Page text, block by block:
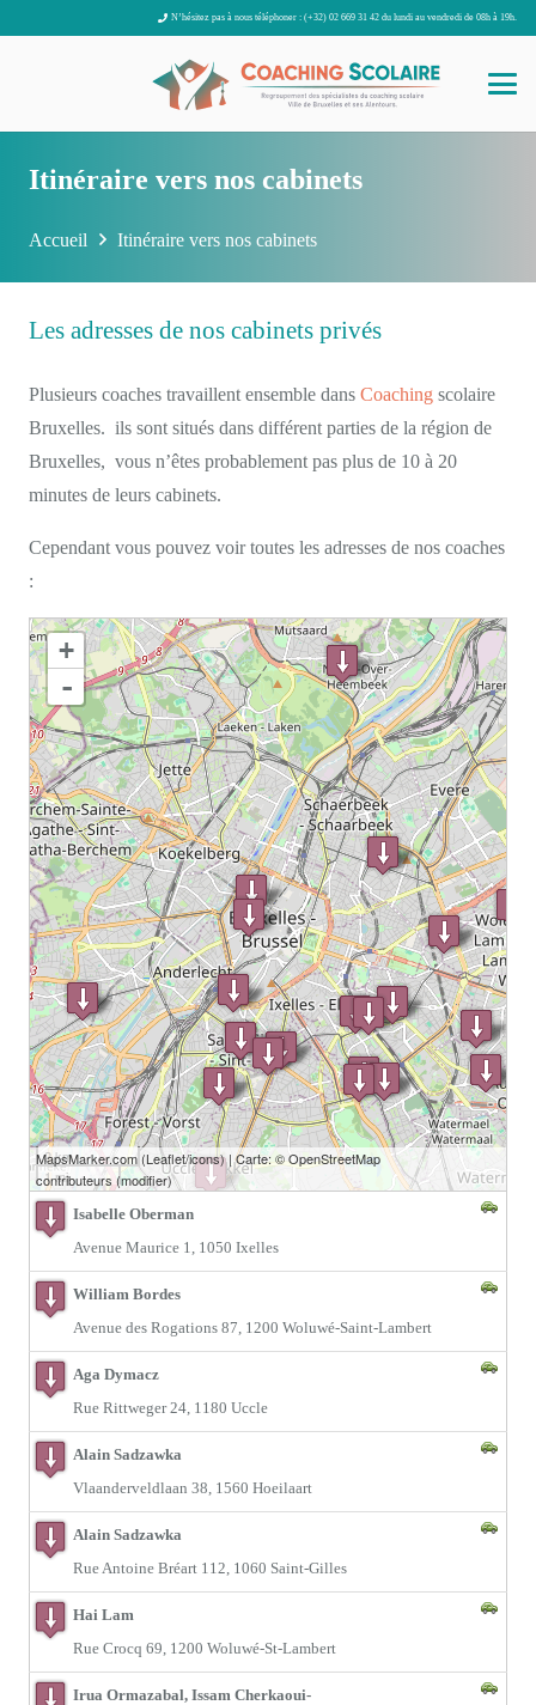
N’hésitez pas à nous téléphoner : (+32) 02 669 31 42 du lundi au vendredi de 08h à 19h.
Itinéraire vers nos cabinets
Accueil Itinéraire vers nos cabinets
Les adresses de nos cabinets privés
Plusieurs coaches travaillent ensemble dans Coaching scolaire
Bruxelles. ils sont situés dans différent parties de la région de
Bruxelles, vous n’êtes probablement pas plus de 10 à 20
minutes de leurs cabinets.
Cependant vous pouvez voir toutes les adresses de nos coaches
:
chargement de la carte - veuillez patienter...
+
-
2 km
1 mi
MapsMarker.com (Leaflet/icons) | Carte: ©OpenStreetMap
contributeurs (modifier)
Isabelle Oberman
Avenue Maurice 1, 1050 Ixelles
William Bordes
Avenue des Rogations 87, 1200 Woluwé-Saint-Lambert
Aga Dymacz
Rue Rittweger 24, 1180 Uccle
Alain Sadzawka
Vlaanderveldlaan 38, 1560 Hoeilaart
Alain Sadzawka
Rue Antoine Bréart 112, 1060 Saint-Gilles
Hai Lam
Rue Crocq 69, 1200 Woluwé-St-Lambert
Irua Ormazabal, Issam Cherkaoui-